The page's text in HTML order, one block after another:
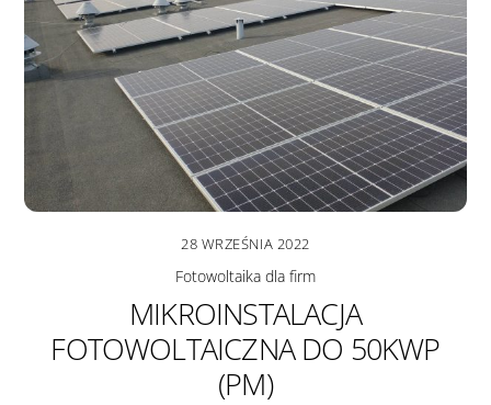
28 WRZEŚNIA 2022
Fotowoltaika dla firm
MIKROINSTALACJA
FOTOWOLTAICZNA DO 50KWP
(PM)